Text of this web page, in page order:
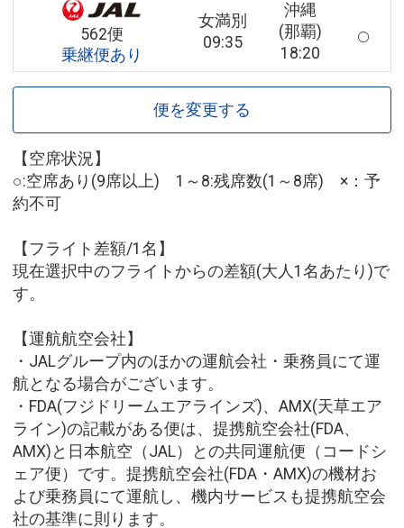
562便
乗継便あり
女満別
09:35
沖縄
(那覇)
18:20
便を変更する
【空席状況】
○:空席あり(9席以上) 1～8:残席数(1～8席) ×：予
約不可
【フライト差額/1名】
現在選択中のフライトからの差額(大人1名あたり)で
す。
【運航航空会社】
・JALグループ内のほかの運航会社・乗務員にて運
航となる場合がございます。
・FDA(フジドリームエアラインズ)、AMX(天草エア
ライン)の記載がある便は、提携航空会社(FDA、
AMX)と日本航空（JAL）との共同運航便（コードシ
ェア便）です。提携航空会社(FDA・AMX)の機材お
よび乗務員にて運航し、機内サービスも提携航空会
社の基準に則ります。